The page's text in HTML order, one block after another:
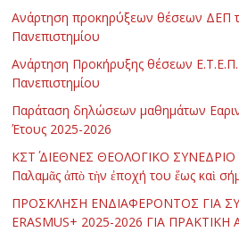
Ανάρτηση προκηρύξεων θέσεων ΔΕΠ
Πανεπιστημίου
Ανάρτηση Προκήρυξης θέσεων Ε.Τ.Ε.Π.
Πανεπιστημίου
Παράταση δηλώσεων μαθημάτων
Έτους 2025-2026
ΚΣΤ΄ ΔΙΕΘΝΕΣ ΘΕΟΛΟΓΙΚΟ ΣΥΝΕΔΡΙΟ
Παλαμᾶς ἀπὸ τὴν ἐποχή του ἕως καὶ
ΠΡΟΣΚΛΗΣΗ ΕΝΔΙΑΦΕΡΟΝΤΟΣ ΓΙΑ
ERASMUS+ 2025-2026 ΓΙΑ